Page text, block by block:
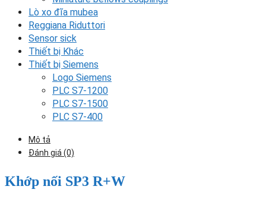
Lò xo đĩa mubea
Reggiana Riduttori
Sensor sick
Thiết bị Khác
Thiết bị Siemens
Logo Siemens
PLC S7-1200
PLC S7-1500
PLC S7-400
Mô tả
Đánh giá (0)
Khớp nối SP3 R+W